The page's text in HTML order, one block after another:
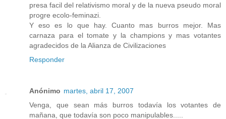
presa facil del relativismo moral y de la nueva pseudo moral
progre ecolo-feminazi.
Y eso es lo que hay. Cuanto mas burros mejor. Mas
carnaza para el tomate y la champions y mas votantes
agradecidos de la Alianza de Civilizaciones
Responder
Anónimo martes, abril 17, 2007
Venga, que sean más burros todavía los votantes de
mañana, que todavía son poco manipulables.....